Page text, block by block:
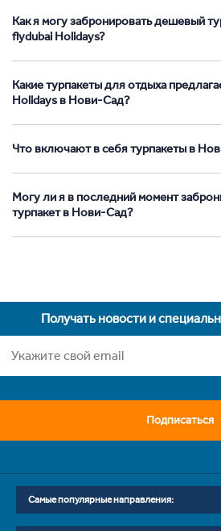
Как я могу забронировать дешевый
flydubai Holidays?
Какие турпакеты для отдыха
Holidays в Нови-Сад?
Что включают в себя турпакеты в
Могу ли я в последний момент
турпакет в Нови-Сад?
Получать новости и
Подписаться
Самые популярные направления: